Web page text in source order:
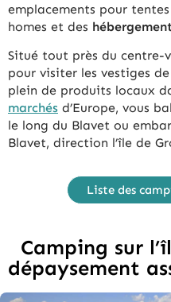
emplacements pour
homes et des
Situé tout près du centre-
pour visiter les vestiges
plein de produits locaux
marchés d’Europe, vous
le long du Blavet ou
Blavet, direction l’île de
Liste des
Camping sur
dépaysement